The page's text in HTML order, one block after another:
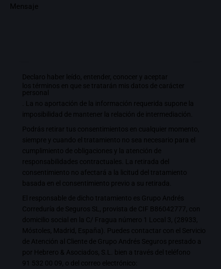
Declaro haber leído, entender, conocer y aceptar
los términos en que se tratarán mis datos de carácter
personal
. La no aportación de la información requerida supone la
imposibilidad de mantener la relación de intermediación.
Podrás retirar tus consentimientos en cualquier momento,
siempre y cuando el tratamiento no sea necesario para el
cumplimiento de obligaciones y la atención de
responsabilidades contractuales. La retirada del
consentimiento no afectará a la licitud del tratamiento
basada en el consentimiento previo a su retirada.
El responsable de dicho tratamiento es Grupo Andrés
Correduría de Seguros SL, provista de CIF B86042777, con
domicilio social en la C/ Fragua número 1 Local 3, (28933,
Móstoles, Madrid, España). Puedes contactar con el Servicio
de Atención al Cliente de Grupo Andrés Seguros prestado a
por Hebrero & Asociados, S.L. bien a través del teléfono
91 532 00 09, o del correo electrónico: